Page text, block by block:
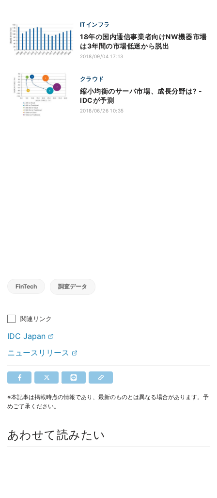
ITインフラ
18年の国内通信事業者向けNW機器市場
は3年間の市場低迷から脱出
2018/09/04 17:13
クラウド
縮小均衡のサーバ市場、成長分野は? -
IDCが予測
2018/06/26 10:35
FinTech 調査データ
関連リンク
IDC Japan
ニュースリリース
※本記事は掲載時点の情報であり、最新のものとは異なる場合があります。予
めご了承ください。
あわせて読みたい